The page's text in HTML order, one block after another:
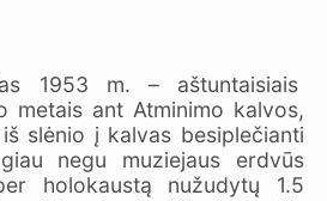
1953 m. – aštuntaisiais
metais ant Atminimo kalvos,
slėnio į kalvas besiplečianti
negu muziejaus erdvūs
holokaustą nužudytų 1.5